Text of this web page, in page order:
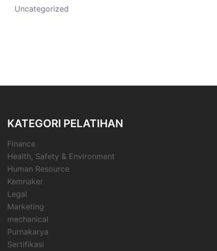
Uncategorized
KATEGORI PELATIHAN
Finance
Health, Safety & Environment
Human Resource
Kemnaker
Legal
Marketing
mechanical
Purnakarya
Sertifikasi